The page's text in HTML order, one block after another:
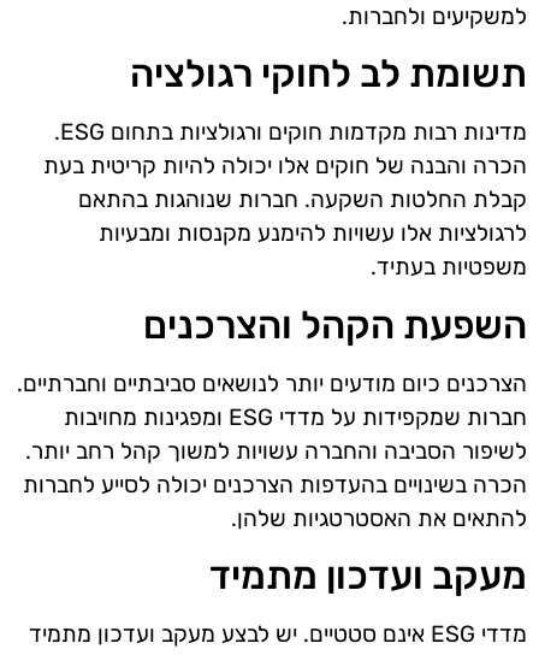
למשקיעים ולחברות.
תשומת לב לחוקי רגולציה
מדינות רבות מקדמות חוקים ורגולציות בתחום ESG.
הכרה והבנה של חוקים אלו יכולה להיות קריטית בעת
קבלת החלטות השקעה. חברות שנוהגות בהתאם
לרגולציות אלו עשויות להימנע מקנסות ומבעיות
משפטיות בעתיד.
השפעת הקהל והצרכנים
הצרכנים כיום מודעים יותר לנושאים סביבתיים וחברתיים.
חברות שמקפידות על מדדי ESG ומפגינות מחויבות
לשיפור הסביבה והחברה עשויות למשוך קהל רחב יותר.
הכרה בשינויים בהעדפות הצרכנים יכולה לסייע לחברות
להתאים את האסטרטגיות שלהן.
מעקב ועדכון מתמיד
מדדי ESG אינם סטטיים. יש לבצע מעקב ועדכון מתמיד